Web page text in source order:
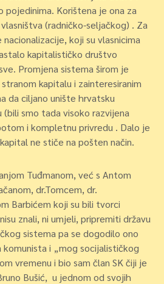
pojedinima. Korištena je ona za
(radničko-seljačkog) . Za
koji su vlasnicima
kapitalističko društvo
Promjena sistema širom je
kapitalu i zainteresiranim
da ciljano unište hrvatsku
smo tada visoko razvijena
i kompletnu privredu . Dalo je
ne stiče na pošten način.
Tuđmanom, već s Antom
dr.Tomcem, dr.
Barbićem koji su bili tvorci
znali, ni umjeli, pripremiti državu
sistema pa se dogodilo ono
komunista i „mog socijalističkog
vremenu i bio sam član SK čiji je
Bušić, u jednom od svojih